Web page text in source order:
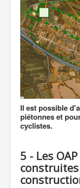
Il est possible
piétonnes et
cyclistes.
5 - Les